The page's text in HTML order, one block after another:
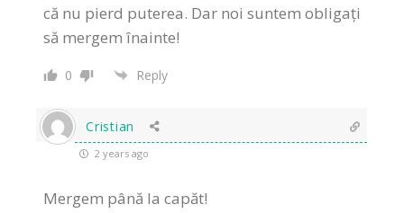
că nu pierd puterea. Dar noi suntem obligați
să mergem înainte!
0 Reply
Cristian
2 years ago
Mergem până la capăt!